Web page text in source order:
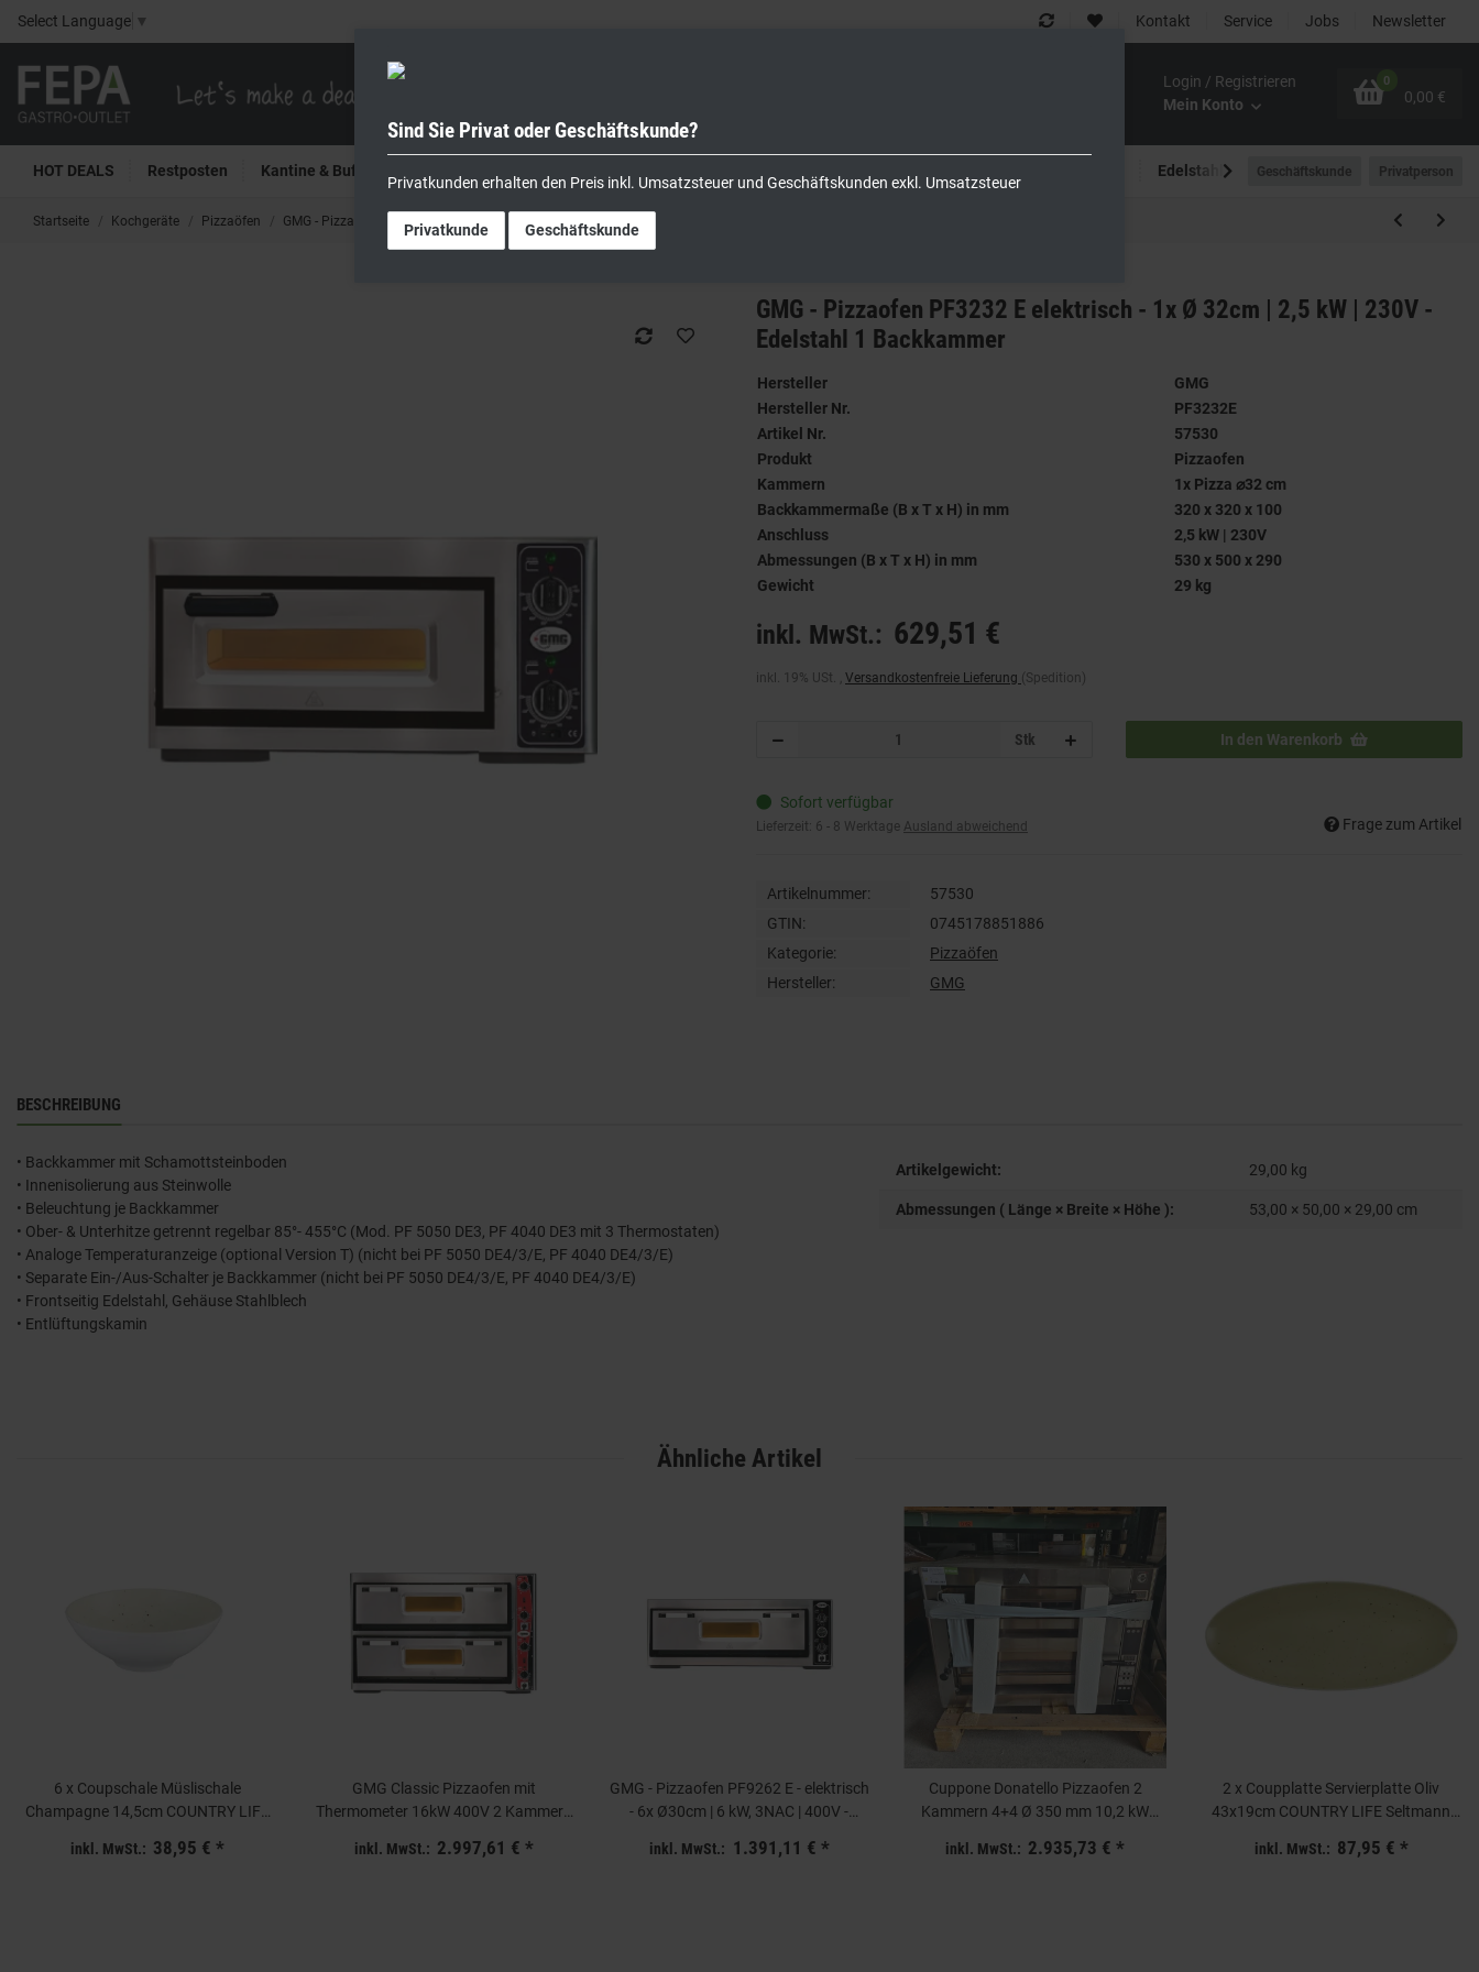
Select Language ▼ Kontakt Service Jobs Newsletter
Login / Registrieren
Mein Konto
0
0,00 €
HOT DEALS Restposten Kantine & Buffet Edelstahlmöbel Outdoor-Bereich
Geschäftskunde Privatperson
Startseite Kochgeräte Pizzaöfen GMG - Pizzaofen PF3232 E elektrisch - 1x Ø 32cm | 2,5 kW | 230V - Edelstahl 1 Backkammer
GMG - Pizzaofen PF3232 E elektrisch - 1x Ø 32cm | 2,5 kW | 230V -
Edelstahl 1 Backkammer
Hersteller
GMG
Hersteller Nr.
PF3232E
Artikel Nr.
57530
Produkt
Pizzaofen
Kammern
1x Pizza ⌀32 cm
Backkammermaße (B x T x H) in mm
320 x 320 x 100
Anschluss
2,5 kW | 230V
Abmessungen (B x T x H) in mm
530 x 500 x 290
Gewicht
29 kg
inkl. MwSt.: 629,51 €
inkl. 19% USt. , Versandkostenfreie Lieferung (Spedition)
Stk In den Warenkorb
Sofort verfügbar
Lieferzeit: 6 - 8 Werktage Ausland abweichend Frage zum Artikel
Artikelnummer:
57530
GTIN:
0745178851886
Kategorie:
Pizzaöfen
Hersteller:
GMG
BESCHREIBUNG
• Backkammer mit Schamottsteinboden
• Innenisolierung aus Steinwolle
• Beleuchtung je Backkammer
• Ober- & Unterhitze getrennt regelbar 85°- 455°C (Mod. PF 5050 DE3, PF 4040 DE3 mit 3 Thermostaten)
• Analoge Temperaturanzeige (optional Version T) (nicht bei PF 5050 DE4/3/E, PF 4040 DE4/3/E)
• Separate Ein-/Aus-Schalter je Backkammer (nicht bei PF 5050 DE4/3/E, PF 4040 DE4/3/E)
• Frontseitig Edelstahl, Gehäuse Stahlblech
• Entlüftungskamin
Artikelgewicht: 29,00 kg
Abmessungen ( Länge × Breite × Höhe ): 53,00 × 50,00 × 29,00 cm
Ähnliche Artikel
6 x Coupschale Müslischale
Champagne 14,5cm COUNTRY LIFE
inkl. MwSt.: 38,95 €*
GMG Classic Pizzaofen mit
Thermometer 16kW 400V 2 Kammern
inkl. MwSt.: 2.997,61 € *
GMG - Pizzaofen PF9262 E - elektrisch
- 6x Ø30cm | 6 kW, 3NAC | 400V -
inkl. MwSt.: 1.391,11 € *
Cuppone Donatello Pizzaofen 2
Kammern 4+4 Ø 350 mm 10,2 kW
inkl. MwSt.: 2.935,73 €*
2 x Coupplatte Servierplatte Oliv
43x19cm COUNTRY LIFE Seltmann
inkl. MwSt.: 87,95 € *
Sind Sie Privat oder Geschäftskunde?
Privatkunden erhalten den Preis inkl. Umsatzsteuer und Geschäftskunden exkl. Umsatzsteuer
Privatkunde Geschäftskunde